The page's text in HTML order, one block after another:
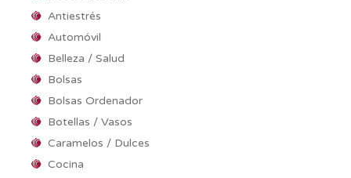
Antiestrés
Automóvil
Belleza / Salud
Bolsas
Bolsas Ordenador
Botellas / Vasos
Caramelos / Dulces
Cocina